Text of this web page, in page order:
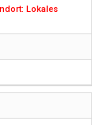
Lokales